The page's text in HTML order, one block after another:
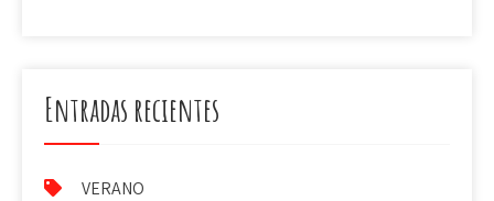
Entradas recientes
VERANO